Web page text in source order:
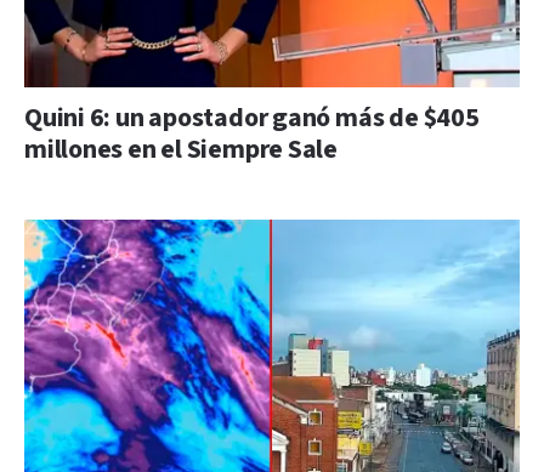
Quini 6: un apostador ganó más de $405
millones en el Siempre Sale